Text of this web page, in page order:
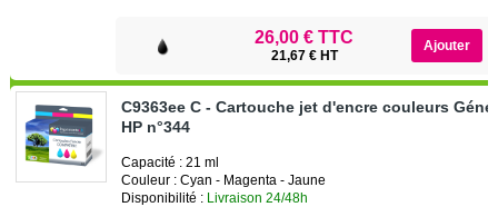
26,00 € TTC
21,67 € HT
C9363ee C - Cartouche jet d'encre couleurs
HP n°344
Capacité : 21 ml
Couleur : Cyan - Magenta - Jaune
Disponibilité : Livraison 24/48h